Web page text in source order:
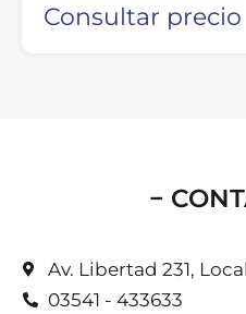
Consultar precio
−
Av. Libertad 231,
03541 - 433633